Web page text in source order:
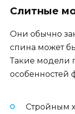
Слитные
Они обычно
спина может
Такие модели
особенностей
Стройным